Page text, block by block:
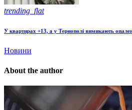
trending_flat
У квартирах +13, а у Тернополі вимикають
Новини
About the author